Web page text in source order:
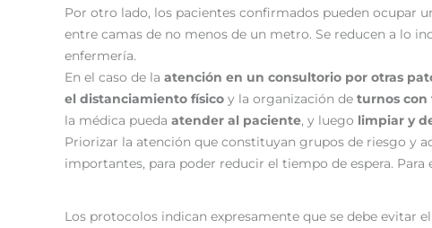
Por otro lado, los pacientes confirmados pueden ocupar
entre camas de no menos de un metro. Se reducen a lo
enfermería.
En el caso de la atención en un consultorio por otras
el distanciamiento físico y la organización de turnos con
la médica pueda atender al paciente, y luego limpiar y
Priorizar la atención que constituyan grupos de riesgo y
importantes, para poder reducir el tiempo de espera.
Los protocolos indican expresamente que se debe evitar